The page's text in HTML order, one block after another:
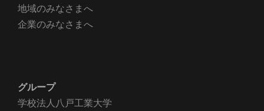
地域のみなさまへ
企業のみなさまへ
グループ
学校法人八戸工業大学